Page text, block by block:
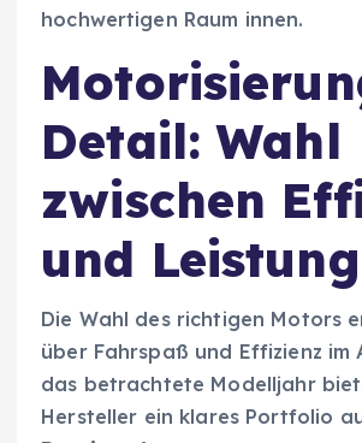
hochwertigen Raum innen.
Detail: Wahl
zwischen
und Leistung
Die Wahl des richtigen Motors
über Fahrspaß und Effizienz im
das betrachtete Modelljahr
Hersteller ein klares Portfolio